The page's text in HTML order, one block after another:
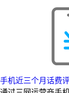
手机近三个月话费